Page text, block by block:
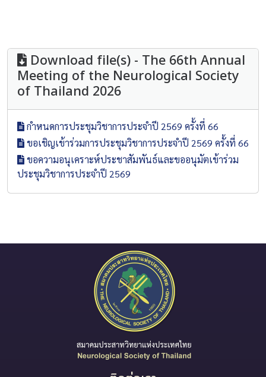
Download file(s) - The 66th Annual
Meeting of the Neurological Society
of Thailand 2026
กำหนดการประชุมวิชาการประจำปี 2569 ครั้งที่ 66
ขอเชิญเข้าร่วมการประชุมวิชาการประจำปี 2569 ครั้งที่ 66
ขอความอนุเคราะห์ประชาสัมพันธ์และขออนุมัตเข้าร่วม
ประชุมวิชาการประจำปี 2569